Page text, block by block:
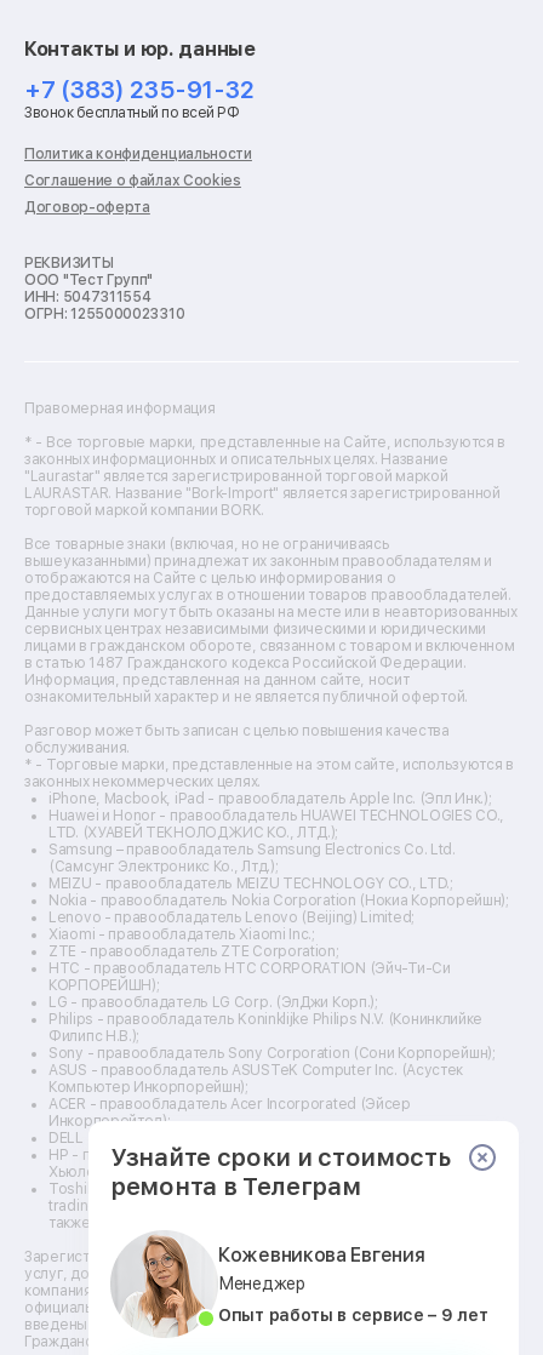
Ремонт роботов-пылесосов
Ремонт холодильников
Ремонт стиральных машин
Ремонт пылесосов
Ремонт варочных панелей
Ремонт духовых шкафов
Ремонт кондиционеров
Ремонт кухонных комбайнов
Ремонт морозильных камер
Ремонт отпаривателей
Ремонт плоттеров
Ремонт фенов
Ремонт цифровых биноклей
Ремонт тепловизоров
Ремонт массажных кресел
Ремонт водонагревателей
Ремонт вытяжек
Ремонт источников бесперебойного питания
Ремонт пароварок
Ремонт микшерных пультов
Ремонт dj-пультов
Ремонт кухонных плит
Ремонт стедикамов
Ремонт оптических прицелов
Ремонт электровелосипедов
Ремонт видеокамер
Ремонт эхолотов
Ремонт 3d-принтеров
Ремонт прицелов ночного видения
Ремонт винных шкафов
Ремонт выпрямителей
Ремонт сушилок для рук
Ремонт дальномеров
Ремонт снегоуборщиков
Контакты и юр. данные
+7 (383) 235-91-32
Звонок бесплатный по всей РФ
Политика конфиденциальности
Соглашение о файлах Cookies
Договор-оферта
РЕКВИЗИТЫ
ООО "Тест Групп"
ИНН: 5047311554
ОГРН: 1255000023310
Правомерная информация
* - Все торговые марки, представленные на Сайте, используются в
законных информационных и описательных целях. Название
"Laurastar" является зарегистрированной торговой маркой
LAURASTAR. Название "Bork-Import" является зарегистрированной
торговой маркой компании BORK.
Все товарные знаки (включая, но не ограничиваясь
вышеуказанными) принадлежат их законным правообладателям и
отображаются на Сайте с целью информирования о
предоставляемых услугах в отношении товаров правообладателей.
Данные услуги могут быть оказаны на месте или в неавторизованных
сервисных центрах независимыми физическими и юридическими
лицами в гражданском обороте, связанном с товаром и включенном
в статью 1487 Гражданского кодекса Российской Федерации.
Информация, представленная на данном сайте, носит
ознакомительный характер и не является публичной офертой.
Разговор может быть записан с целью повышения качества
обслуживания.
* - Торговые марки, представленные на этом сайте, используются в
законных некоммерческих целях.
iPhone, Macbook, iPad - правообладатель Apple Inc. (Эпл Инк.);
Huawei и Honor - правообладатель HUAWEI TECHNOLOGIES CO.,
LTD. (ХУАВЕЙ ТЕКНОЛОДЖИС КО., ЛТД.);
Samsung – правообладатель Samsung Electronics Co. Ltd.
(Самсунг Электроникс Ко., Лтд.);
MEIZU - правообладатель MEIZU TECHNOLOGY CO., LTD.;
Nokia - правообладатель Nokia Corporation (Нокиа Корпорейшн);
Lenovo - правообладатель Lenovo (Beijing) Limited;
Xiaomi - правообладатель Xiaomi Inc.;
ZTE - правообладатель ZTE Corporation;
HTC - правообладатель HTC CORPORATION (Эйч-Ти-Си
КОРПОРЕЙШН);
LG - правообладатель LG Corp. (ЭлДжи Корп.);
Philips - правообладатель Koninklijke Philips N.V. (Конинклийке
Филипс Н.В.);
Sony - правообладатель Sony Corporation (Сони Корпорейшн);
ASUS - правообладатель ASUSTeK Computer Inc. (Асустек
Компьютер Инкорпорейшн);
ACER - правообладатель Acer Incorporated (Эйсер
Инкорпорейтед);
DELL - правообладатель Dell Inc.(Делл Инк.);
HP - правообладатель HP Hewlett-Packard Group LLC (ЭйчПи
Хьюлетт Паккард Груп ЛЛК);
Toshiba - правообладатель KABUSHIKI KAISHA TOSHIBA, also
trading as Toshiba Corporation (КАБУШИКИ КАЙША ТОШИБА
также торгующая как Тосиба Корпорейшн).
Зарегистрированные товарные знаки используются для описания
услуг, доступных в сети сервисных центров АСЦ, не связанных с
компаниями Правообладателей товарных знаков и/или с их
официальными представителями в отношении товаров, которые уже
введены в гражданский оборот по смыслу статьи 1487
Гражданского кодекса. ** - время, необходимое для ремонта,
Узнайте сроки и стоимость
ремонта в Телеграм
Кожевникова Евгения
Менеджер
Опыт работы в сервисе – 9 лет